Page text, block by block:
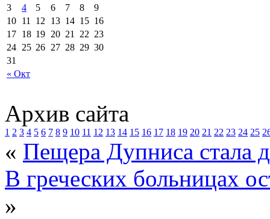
« Окт
3
4 5 6 7 8
9
10 11 12 13 14 15 16
17 18 19 20 21 22 23
24 25 26 27 28 29 30
31
Архив сайта
1 2 3 4 5 6 7 8 9 10 11 12 13 14 15 16 17 18 19 20 21 22 23 24 25
« Пещера Дупниса стала
В греческих больницах
»